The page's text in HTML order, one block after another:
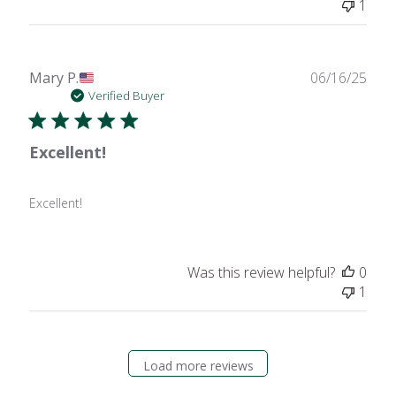
1
Mary P.
Verified Buyer
Excellent!
Excellent!
06/16/25
Was this review helpful?
0
1
Load more reviews